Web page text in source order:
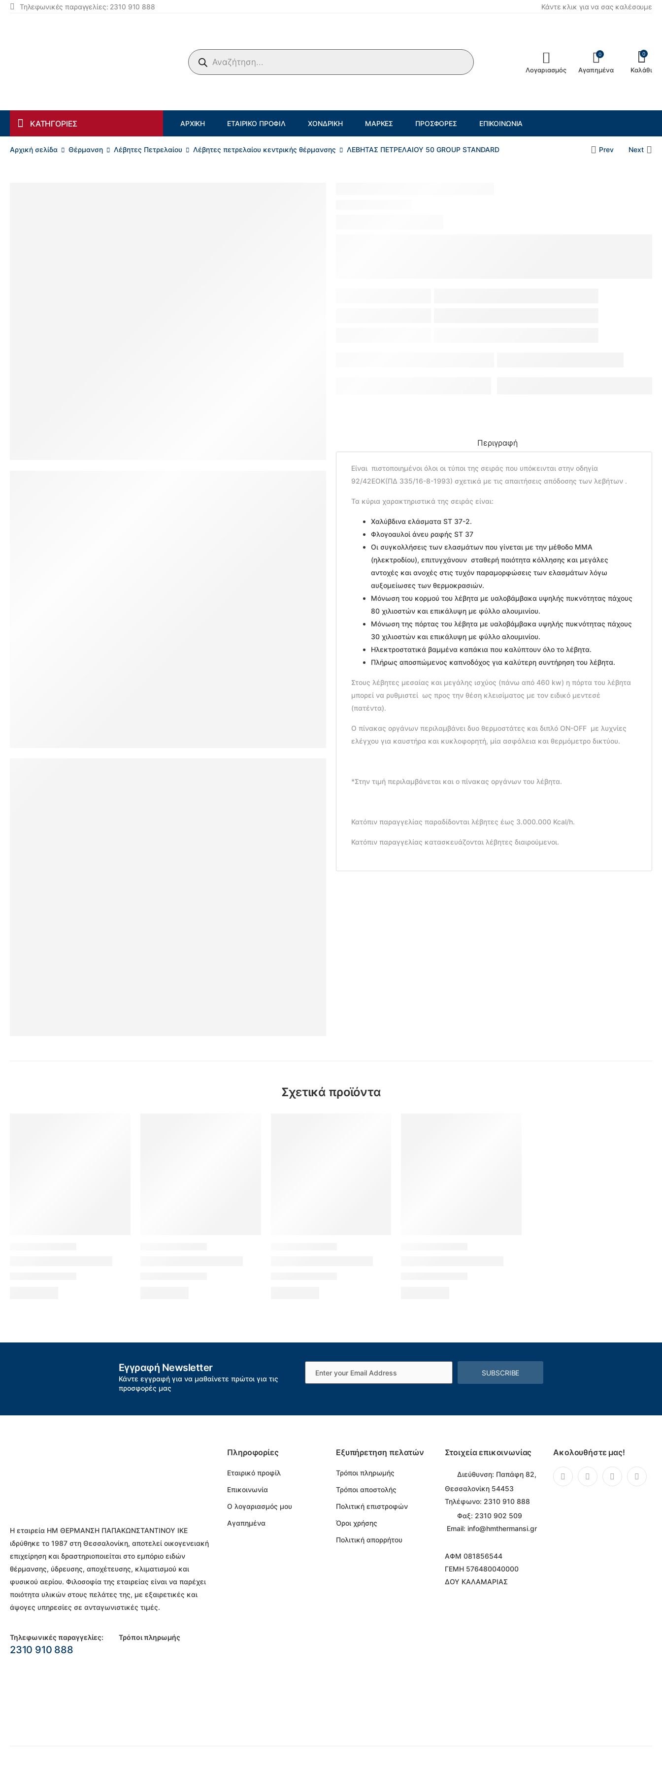
Τηλεφωνικές παραγγελίες: 2310 910 888 Κάντε κλικ για να σας καλέσουμε
Products search
Λογαριασμός
0
Αγαπημένα
0
Καλάθι
ΚΑΤΗΓΟΡΙΕΣ ΑΡΧΙΚΉ ΕΤΑΙΡΙΚΌ ΠΡΟΦΊΛ ΧΟΝΔΡΙΚΉ ΜΆΡΚΕΣ ΠΡΟΣΦΟΡΈΣ ΕΠΙΚΟΙΝΩΝΊΑ
Αρχική σελίδα Θέρμανση Λέβητες Πετρελαίου Λέβητες πετρελαίου κεντρικής θέρμανσης ΛΕΒΗΤΑΣ ΠΕΤΡΕΛΑΙΟΥ 50 GROUP STANDARD Prev Next
Περιγραφή
Είναι πιστοποιημένοι όλοι οι τύποι της σειράς που υπόκεινται στην οδηγία
92/42ΕΟΚ(ΠΔ 335/16-8-1993) σχετικά με τις απαιτήσεις απόδοσης των λεβήτων .
Τα κύρια χαρακτηριστικά της σειράς είναι:
Χαλύβδινα ελάσματα ST 37-2.
Φλογοαυλοί άνευ ραφής ST 37
Οι συγκολλήσεις των ελασμάτων που γίνεται με την μέθοδο ΜΜΑ
(ηλεκτροδίου), επιτυγχάνουν σταθερή ποιότητα κόλλησης και μεγάλες
αντοχές και ανοχές στις τυχόν παραμορφώσεις των ελασμάτων λόγω
αυξομείωσες των θερμοκρασιών.
Μόνωση του κορμού του λέβητα με υαλοβάμβακα υψηλής πυκνότητας πάχους
80 χιλιοστών και επικάλυψη με φύλλο αλουμινίου.
Μόνωση της πόρτας του λέβητα με υαλοβάμβακα υψηλής πυκνότητας πάχους
30 χιλιοστών και επικάλυψη με φύλλο αλουμινίου.
Ηλεκτροστατικά βαμμένα καπάκια που καλύπτουν όλο το λέβητα.
Πλήρως αποσπώμενος καπνοδόχος για καλύτερη συντήρηση του λέβητα.
Στους λέβητες μεσαίας και μεγάλης ισχύος (πάνω από 460 kw) η πόρτα του λέβητα
μπορεί να ρυθμιστεί ως προς την θέση κλεισίματος με τον ειδικό μεντεσέ
(πατέντα).
Ο πίνακας οργάνων περιλαμβάνει δυο θερμοστάτες και διπλό ON-OFF με λυχνίες
ελέγχου για καυστήρα και κυκλοφορητή, μία ασφάλεια και θερμόμετρο δικτύου.
*Στην τιμή περιλαμβάνεται και ο πίνακας οργάνων του λέβητα.
Κατόπιν παραγγελίας παραδίδονται λέβητες έως 3.000.000 Kcal/h.
Κατόπιν παραγγελίας κατασκευάζονται λέβητες διαιρούμενοι.
Σχετικά προϊόντα
Εγγραφή Newsletter
Κάντε εγγραφή για να μαθαίνετε πρώτοι για τις
προσφορές μας
SUBSCRIBE
Η εταιρεία ΗΜ ΘΕΡΜΑΝΣΗ ΠΑΠΑΚΩΝΣΤΑΝΤΙΝΟΥ ΙΚΕ
ιδρύθηκε το 1987 στη Θεσσαλονίκη, αποτελεί οικογενειακή
επιχείρηση και δραστηριοποιείται στο εμπόριο ειδών
θέρμανσης, ύδρευσης, αποχέτευσης, κλιματισμού και
φυσικού αερίου. Φιλοσοφία της εταιρείας είναι να παρέχει
ποιότητα υλικών στους πελάτες της, με εξαιρετικές και
άψογες υπηρεσίες σε ανταγωνιστικές τιμές.
Τηλεφωνικές παραγγελίες:
2310 910 888
Τρόποι πληρωμής
Πληροφορίες
Εταιρικό προφίλ
Επικοινωνία
Ο λογαριασμός μου
Αγαπημένα
Εξυπήρετηση πελατών
Τρόποι πληρωμής
Τρόποι αποστολής
Πολιτική επιστροφών
Όροι χρήσης
Πολιτική απορρήτου
Στοιχεία επικοινωνίας
Διεύθυνση: Παπάφη 82,
Θεσσαλονίκη 54453
Τηλέφωνο: 2310 910 888
Φαξ: 2310 902 509
Email: info@hmthermansi.gr
ΑΦΜ 081856544
ΓΕΜΗ 576480040000
ΔΟΥ ΚΑΛΑΜΑΡΙΑΣ
Ακολουθήστε μας!